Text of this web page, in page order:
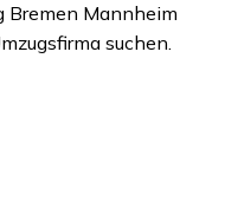
Bremen Mannheim
suchen.